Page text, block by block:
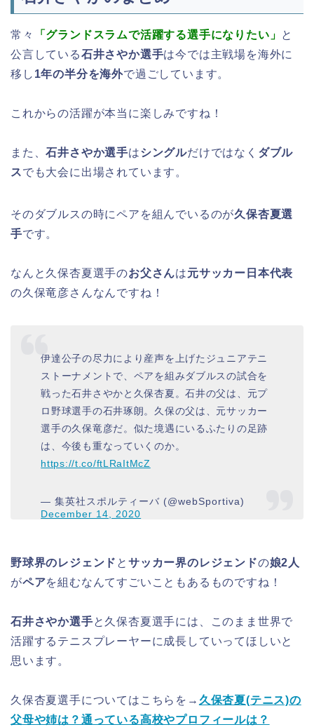
常々 「グランドスラムで活躍する選手になりたい」 と
公言している石井さやか選手は今では主戦場を海外に
移し 1年の半分を海外で過ごしています。
これからの活躍が本当に楽しみですね！
また、石井さやか選手はシングルだけではなく ダブル
スでも大会に出場されています。
そのダブルスの時にペアを組んでいるのが久保杏夏選
手です。
なんと久保杏夏選手のお父さんは元サッカー日本代表
の久保竜彦さんなんですね！
伊達公子の尽力により産声を上げたジュニアテニ
ストーナメントで、ペアを組みダブルスの試合を
戦った石井さやかと久保杏夏。石井の父は、元プ
ロ野球選手の石井琢朗。久保の父は、元サッカー
選手の久保竜彦だ。似た境遇にいるふたりの足跡
は、今後も重なっていくのか。
https://t.co/ftLRaItMcZ
— 集英社スポルティーバ (@webSportiva)
December 14, 2020
野球界のレジェンド とサッカー界のレジェンドの娘2人
がペアを組むなんてすごいこともあるものですね！
石井さやか選手と久保杏夏選手には、このまま世界で
活躍するテニスプレーヤーに成長していってほしいと
思います。
久保杏夏選手についてはこちらを→ 久保杏夏(テニス)の
父母や姉は？通っている高校やプロフィールは？